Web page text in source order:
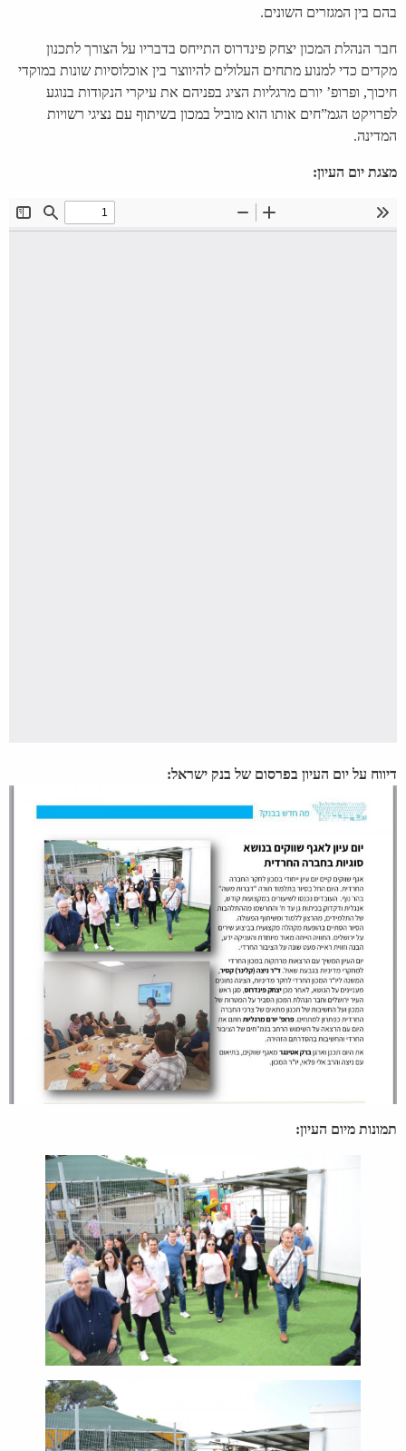
בהם בין המגזרים השונים.
חבר הנהלת המכון יצחק פינדרוס התייחס בדבריו על הצורך לתכנון
מקדים כדי למנוע מתחים העלולים להיווצר בין אוכלוסיות שונות במוקדי
חיכוך, ופרופ’ יורם מרגליות הציג בפניהם את עיקרי הנקודות בנוגע
לפרויקט הגמ”חים אותו הוא מוביל במכון בשיתוף עם נציגי רשויות
המדינה.
מצגת יום העיון:
דיווח על יום העיון בפרסום של בנק ישראל:
תמונות מיום העיון: